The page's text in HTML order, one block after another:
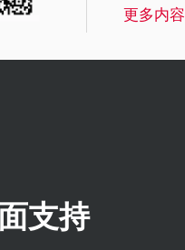
更多内容
支持